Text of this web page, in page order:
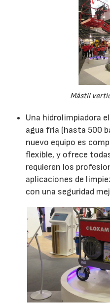
Mástil
Una hidrolimpiadora
agua fría (hasta 500
nuevo equipo es
flexible, y ofrece
requieren los
aplicaciones de
con una seguridad